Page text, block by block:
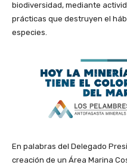
biodiversidad, mediante
prácticas que destruyen el
especies.
En palabras del Delegado
creación de un Área Marina